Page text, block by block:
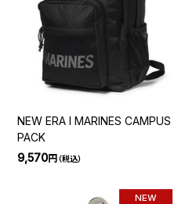
NEW ERA I MARINES CAMPUS
PACK
9,570円（税込）
NEW